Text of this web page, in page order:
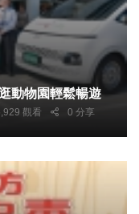
動物園輕鬆暢遊
觀看 0 分享